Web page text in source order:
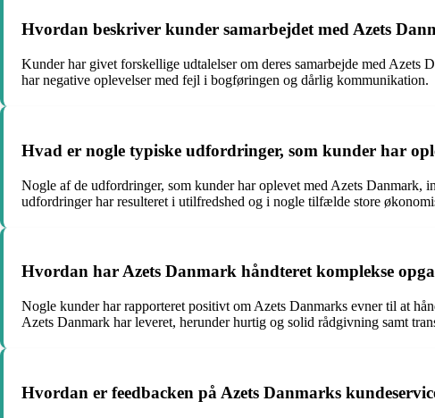
Hvordan beskriver kunder samarbejdet med Azets
Kunder har givet forskellige udtalelser om deres samarbejde med Azets
har negative oplevelser med fejl i bogføringen og dårlig kommunikation.
Hvad er nogle typiske udfordringer, som kunder har
Nogle af de udfordringer, som kunder har oplevet med Azets
udfordringer har resulteret i utilfredshed og i nogle tilfælde store
Hvordan har Azets Danmark håndteret komplekse
Nogle kunder har rapporteret positivt om Azets Danmarks evner til at
Azets Danmark har leveret, herunder hurtig og solid rådgivning samt
Hvordan er feedbacken på Azets Danmarks